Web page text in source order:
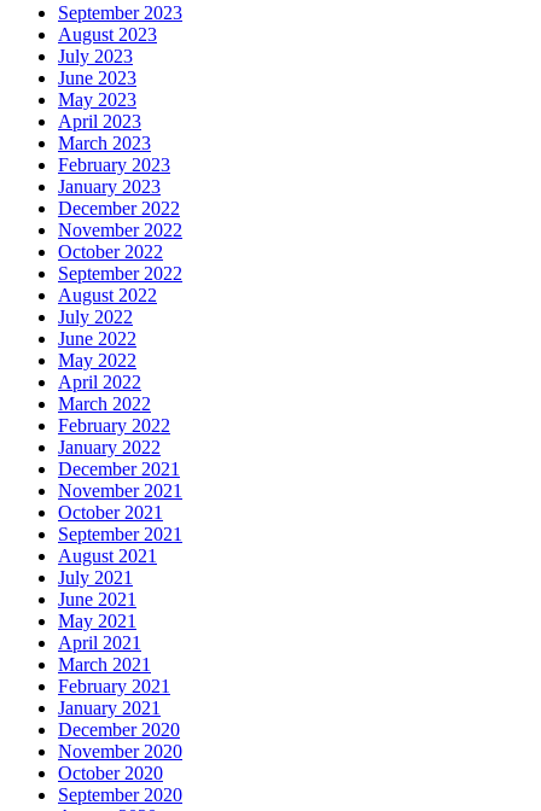
September 2023
August 2023
July 2023
June 2023
May 2023
April 2023
March 2023
February 2023
January 2023
December 2022
November 2022
October 2022
September 2022
August 2022
July 2022
June 2022
May 2022
April 2022
March 2022
February 2022
January 2022
December 2021
November 2021
October 2021
September 2021
August 2021
July 2021
June 2021
May 2021
April 2021
March 2021
February 2021
January 2021
December 2020
November 2020
October 2020
September 2020